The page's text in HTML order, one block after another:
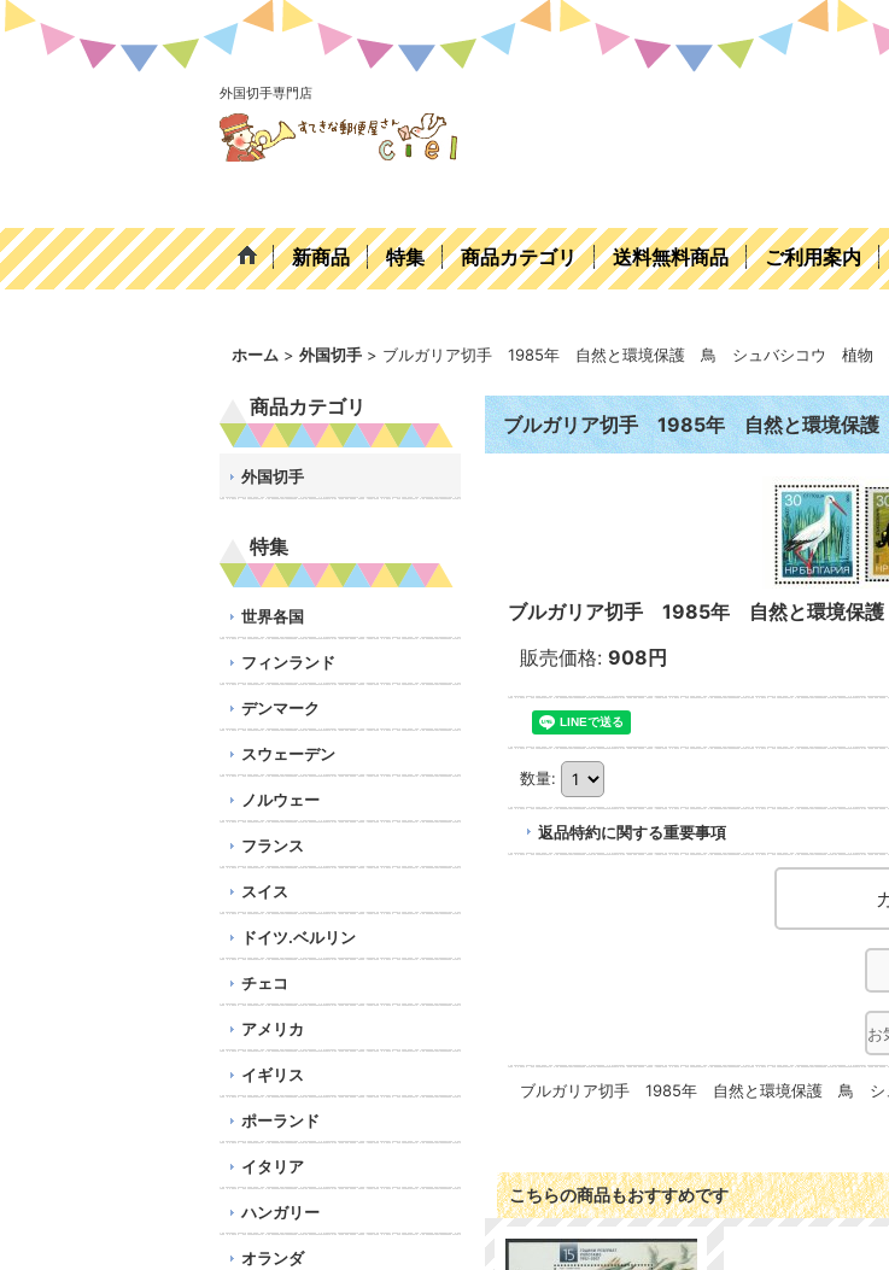
外国切手専門店
新商品 特集 商品カテゴリ 送料無料商品 ご利用案内
ホーム > 外国切手 > ブルガリア切手 1985年 自然と環境保護 鳥 シュバシコウ 植物
商品カテゴリ
外国切手
特集
世界各国
フィンランド
デンマーク
スウェーデン
ノルウェー
フランス
スイス
ドイツ.ベルリン
チェコ
アメリカ
イギリス
ポーランド
イタリア
ハンガリー
オランダ
ブルガリア切手 1985年 自然と環境
ブルガリア切手 1985年 自然と環境
販売価格: 908円
数量:
返品特約に関する重要事項
お
ブルガリア切手 1985年 自然と環境保護 鳥
こちらの商品もおすすめです